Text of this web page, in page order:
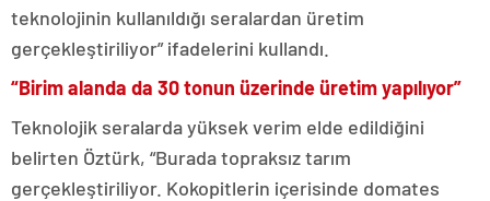
teknolojinin kullanıldığı seralardan üretim
gerçekleştiriliyor” ifadelerini kullandı.
“Birim alanda da 30 tonun üzerinde üretim yapılıyor”
Teknolojik seralarda yüksek verim elde edildiğini
belirten Öztürk, “Burada topraksız tarım
gerçekleştiriliyor. Kokopitlerin içerisinde domates